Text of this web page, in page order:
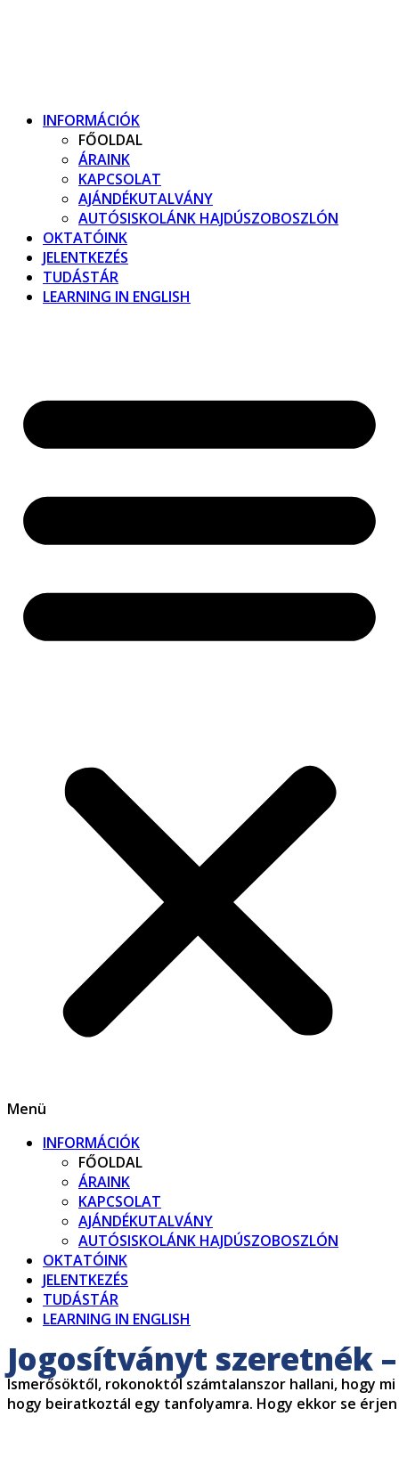
INFORMÁCIÓK
FŐOLDAL
ÁRAINK
KAPCSOLAT
AJÁNDÉKUTALVÁNY
AUTÓSISKOLÁNK HAJDÚSZOBOSZLÓN
OKTATÓINK
JELENTKEZÉS
TUDÁSTÁR
LEARNING IN ENGLISH
Menü
INFORMÁCIÓK
FŐOLDAL
ÁRAINK
KAPCSOLAT
AJÁNDÉKUTALVÁNY
AUTÓSISKOLÁNK HAJDÚSZOBOSZLÓN
OKTATÓINK
JELENTKEZÉS
TUDÁSTÁR
LEARNING IN ENGLISH
Jogosítványt szeretnék
Ismerősöktől, rokonoktól számtalanszor hallani, hogy
hogy beiratkoztál egy tanfolyamra. Hogy ekkor se